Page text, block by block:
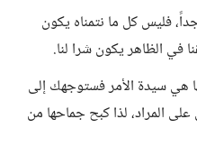
فليس كل ما نتمناه يكون
في الظاهر يكون شرا لنا.
هي سيدة الأمر فستوجهك إلى
المراد، لذا كبح جماحها من